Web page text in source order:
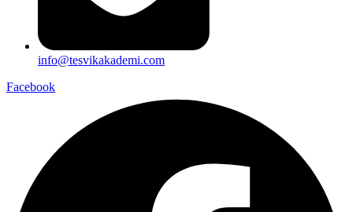
info@tesvikakademi.com
Facebook